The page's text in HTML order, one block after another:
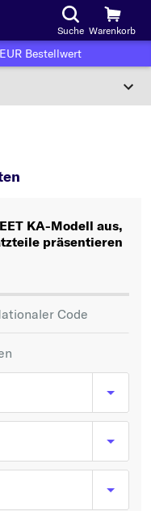
Suche Warenkorb
Bestellwert
KA-Modell aus,
präsentieren
Code